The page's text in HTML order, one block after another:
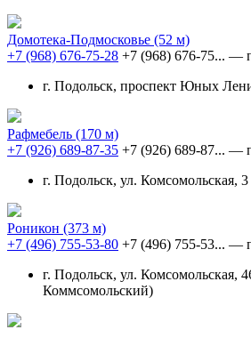
Домотека-Подмосковье (52 м)
+7 (968) 676-75-28 +7 (968) 676-75... —
г. Подольск, проспект Юных
Рафмебель (170 м)
+7 (926) 689-87-35 +7 (926) 689-87... —
г. Подольск, ул. Комсомольская, 3
Роникон (373 м)
+7 (496) 755-53-80 +7 (496) 755-53... —
г. Подольск, ул. Комсомольская,
Коммсомольский)